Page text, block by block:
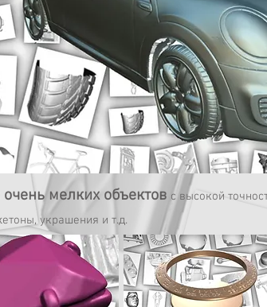
мелких объектов с высокой
украшения и т.д.